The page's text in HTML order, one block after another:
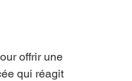
offrir une
qui réagit